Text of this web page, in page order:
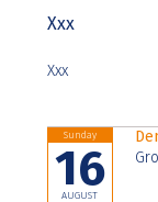
Xxx
Xxx
Sunday
16
AUGUST